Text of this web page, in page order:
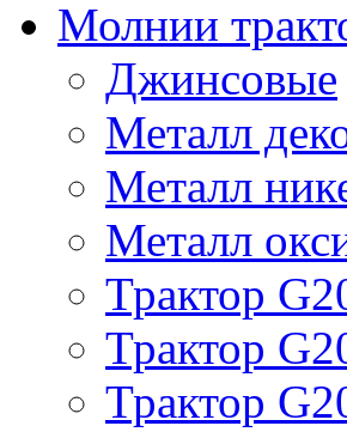
Молнии
Джинсовые
Металл
Металл
Металл
Трактор
Трактор
Трактор